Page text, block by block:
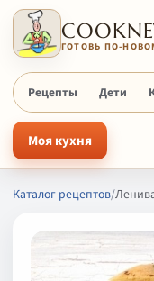
ГОТОВЬ ПО-
Рецепты Дети
Моя кухня
Каталог рецептов/